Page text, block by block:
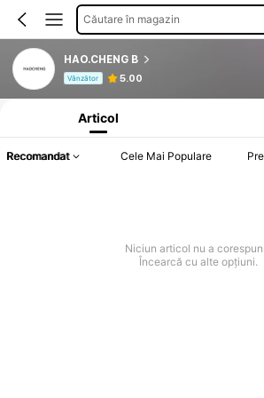
Căutare în magazin
HAO.CHENG B
Vânzător 5.00
Informații despre produs: Divulgarea prețului,
Articol
Recomandat Cele Mai Populare
Niciun articol nu a
Încearcă cu alte opțiuni.